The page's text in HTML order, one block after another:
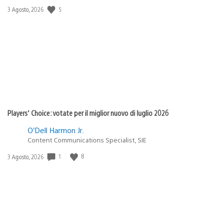
Data
3 Agosto, 2026 5
Players’ Choice: votate per il miglior nuovo di luglio 2026
O’Dell Harmon Jr.
Content Communications Specialist, SIE
Data
3 Agosto, 2026 1 8